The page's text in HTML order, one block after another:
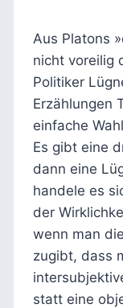
Aus Platons
nicht voreilig
Politiker
Erzählungen
einfache
Es gibt eine
dann eine
handele es
der
wenn man
zugibt, dass
statt eine